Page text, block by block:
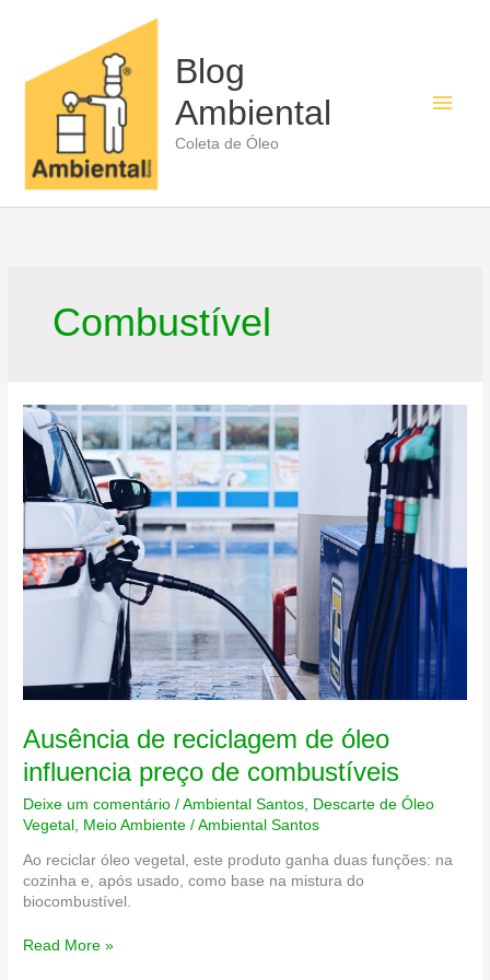
conteúdo
Blog
Ambiental
Coleta de Óleo
Combustível
Ausência de reciclagem de óleo
influencia preço de combustíveis
Deixe um comentário /Ambiental Santos Descarte de Óleo
Vegetal Meio Ambiente /Ambiental Santos
Ao reciclar óleo vegetal, este produto ganha duas funções: na
cozinha e, após usado, como base na mistura do
biocombustível.
Ausência
Read More »